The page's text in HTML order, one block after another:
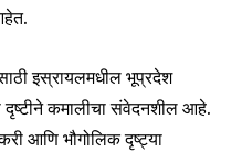
इस्रायलमधील भूप्रदेश
दृष्टीने कमालीचा संवेदनशील आहे.
आणि भौगोलिक दृष्ट्या